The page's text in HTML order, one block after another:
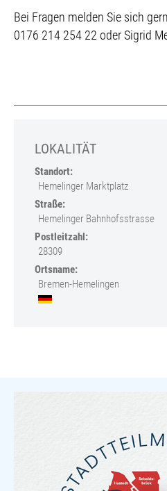
Bei Fragen melden Sie sich
0176 214 254 22 oder Sigrid
LOKALITÄT
Standort:
Hemelinger Marktplatz
Straße:
Hemelinger Bahnhofsstrasse
Postleitzahl:
28309
Ortsname:
Bremen-Hemelingen